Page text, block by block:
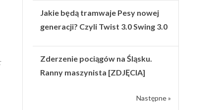
Jakie będą tramwaje Pesy nowej
generacji? Czyli Twist 3.0 Swing 3.0
Zderzenie pociągów na Śląsku.
Ranny maszynista [ZDJĘCIA]
Następne »